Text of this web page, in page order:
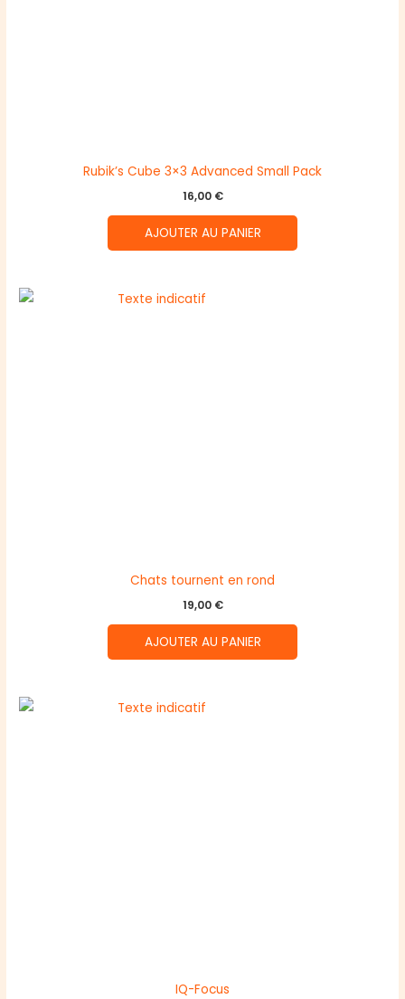
Rubik’s Cube 3×3 Advanced Small Pack
16,00 €
AJOUTER AU PANIER
Chats tournent en rond
19,00 €
AJOUTER AU PANIER
IQ-Focus